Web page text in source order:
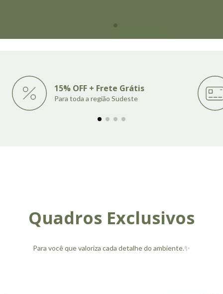
15% OFF + Frete Grátis
Para toda a região Sudeste
Quadros Exclusivos
Para você que valoriza cada detalhe do ambiente.✨